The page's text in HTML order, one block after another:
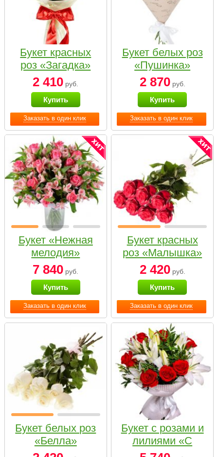
Заказать в один клик
Букет красных
роз «Загадка»
2 410 руб.
Купить
Заказать в один клик
Букет белых роз
«Пушинка»
2 870руб.
Купить
Заказать в один клик
Букет «Нежная
мелодия»
7 840 руб.
Купить
Заказать в один клик
Букет красных
роз «Малышка»
2 420руб.
Купить
Букет белых роз
«Белла»
Букет с розами и
лилиями «С
наилучшими